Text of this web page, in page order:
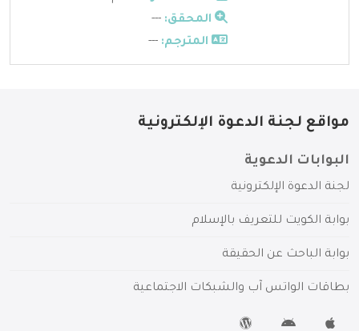
المحقق: ---
المترجم: ---
مواقع لجنة الدعوة الإلكترونية
البوابات الدعوية
لجنة الدعوة الإلكترونية
بوابة الكويت للتعريف بالإسلام
بوابة الباحث عن الحقيقة
بطاقات الواتس آب والشبكات الاجتماعية